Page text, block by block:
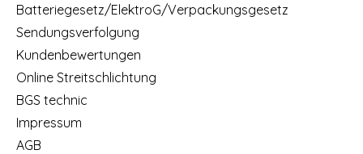
Batteriegesetz/ElektroG/Verpackungsgesetz
Sendungsverfolgung
Kundenbewertungen
Online Streitschlichtung
BGS technic
Impressum
AGB